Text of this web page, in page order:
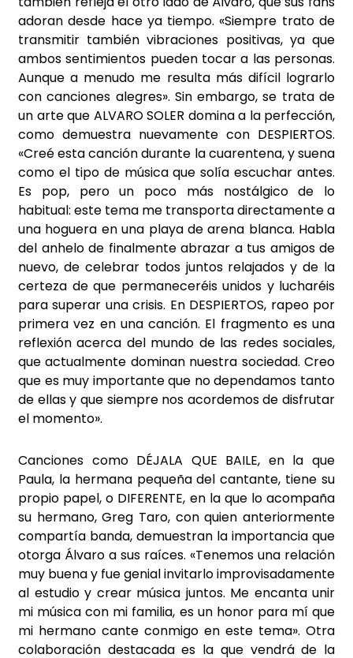
adoran desde hace ya tiempo. «Siempre trato de
transmitir también vibraciones positivas, ya que
ambos sentimientos pueden tocar a las personas.
Aunque a menudo me resulta más difícil lograrlo
con canciones alegres». Sin embargo, se trata de
un arte que ALVARO SOLER domina a la perfección,
como demuestra nuevamente con DESPIERTOS.
«Creé esta canción durante la cuarentena, y suena
como el tipo de música que solía escuchar antes.
Es pop, pero un poco más nostálgico de lo
habitual: este tema me transporta directamente a
una hoguera en una playa de arena blanca. Habla
del anhelo de finalmente abrazar a tus amigos de
nuevo, de celebrar todos juntos relajados y de la
certeza de que permaneceréis unidos y lucharéis
para superar una crisis. En DESPIERTOS, rapeo por
primera vez en una canción. El fragmento es una
reflexión acerca del mundo de las redes sociales,
que actualmente dominan nuestra sociedad. Creo
que es muy importante que no dependamos tanto
de ellas y que siempre nos acordemos de disfrutar
el momento».
Canciones como DÉJALA QUE BAILE, en la que
Paula, la hermana pequeña del cantante, tiene su
propio papel, o DIFERENTE, en la que lo acompaña
su hermano, Greg Taro, con quien anteriormente
compartía banda, demuestran la importancia que
otorga Álvaro a sus raíces. «Tenemos una relación
muy buena y fue genial invitarlo improvisadamente
al estudio y crear música juntos. Me encanta unir
mi música con mi familia, es un honor para mí que
mi hermano cante conmigo en este tema». Otra
colaboración destacada es la que vendrá de la